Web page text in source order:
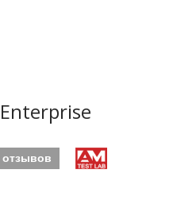
отзывов